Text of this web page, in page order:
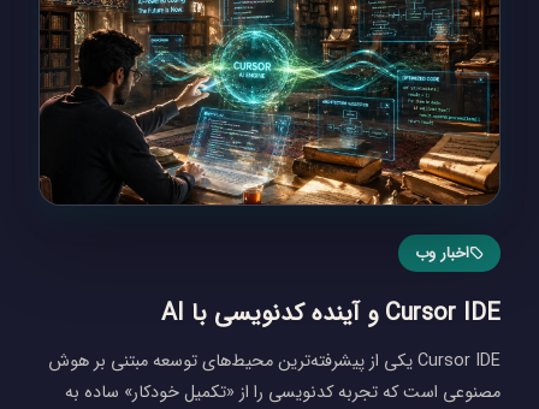
اخبار وب
Cursor IDE و آینده کدنویسی با AI
Cursor IDE یکی از پیشرفته‌ترین محیط‌های توسعه مبتنی بر هوش
مصنوعی است که تجربه کدنویسی را از «تکمیل خودکار» ساده به